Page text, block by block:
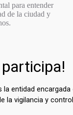
para entender
de la ciudad y